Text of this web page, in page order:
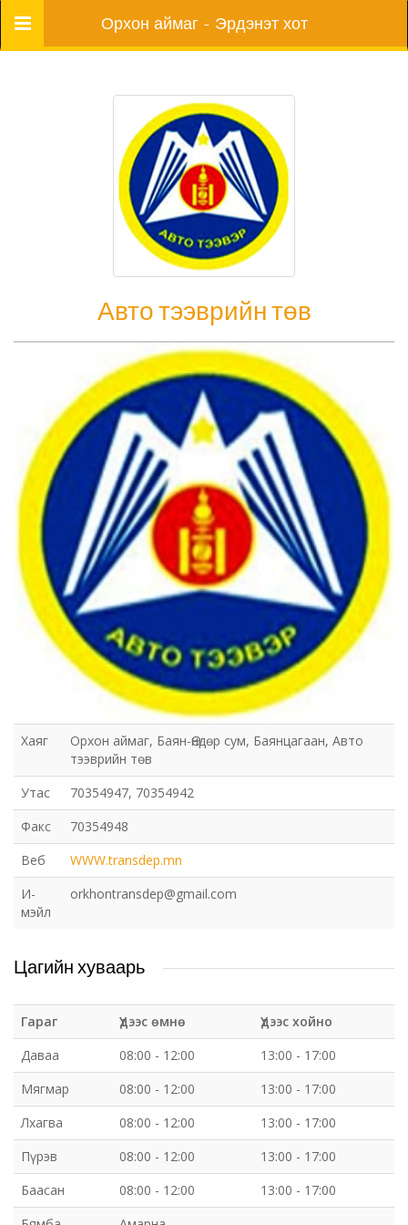
Цэс Орхон аймаг - Эрдэнэт хот
Авто тээврийн төв
Хаяг
Орхон аймаг, Баян-Өндөр сум, Баянцагаан, Авто
тээврийн төв
Утас
70354947, 70354942
Факс
70354948
Веб
WWW.transdep.mn
И-
мэйл
orkhontransdep@gmail.com
Цагийн хуваарь
Гараг Үдээс өмнө
Үдээс хойно
Даваа
08:00 - 12:00
13:00 - 17:00
Мягмар
08:00 - 12:00
13:00 - 17:00
Лхагва
08:00 - 12:00
13:00 - 17:00
Пүрэв
08:00 - 12:00
13:00 - 17:00
Баасан
08:00 - 12:00
13:00 - 17:00